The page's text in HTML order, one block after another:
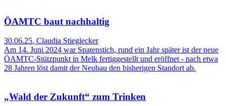
ÖAMTC baut nachhaltig
30.06.25, Claudia Stieglecker
Am 14. Juni 2024 war Spatenstich, rund ein Jahr später ist der neue
ÖAMTC-Stützpunkt in Melk fertiggestellt und eröffnet - nach etwa
28 Jahren löst damit der Neubau den bisherigen Standort ab.
„Wald der Zukunft“ zum Trinken